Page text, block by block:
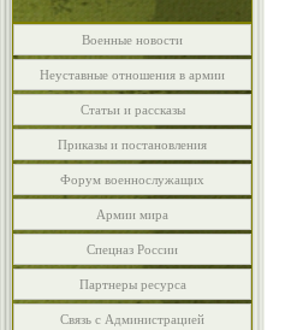
Военные новости
Неуставные отношения в армии
Статьи и рассказы
Приказы и постановления
Форум военнослужащих
Армии мира
Спецназ России
Партнеры ресурса
Связь с Администрацией